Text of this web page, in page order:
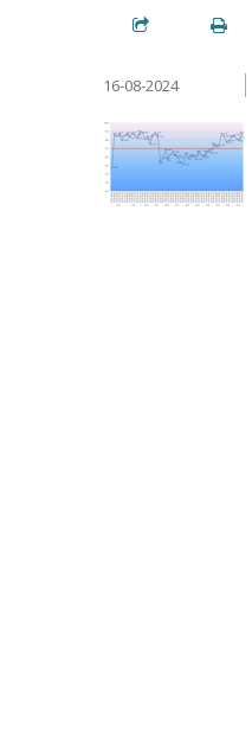
16-08-2024